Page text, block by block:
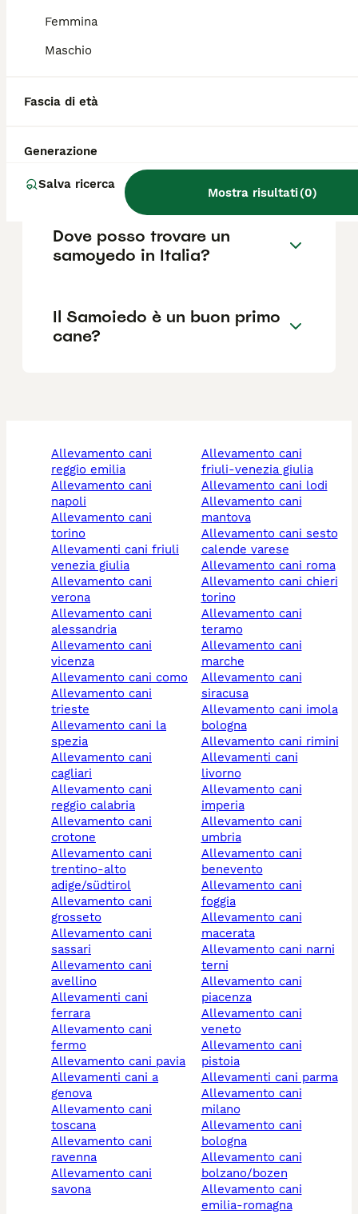
Femmina
Maschio
Fascia di età
Generazione
Salva ricerca
Mostra risultati(0)
dell'allevatore e la posizione.
Samoiedo?
Quanto dura la vita di un
Samoiedo?
Dove posso trovare un
samoyedo in Italia?
Il Samoiedo è un buon primo
cane?
allevamento cani
reggio emilia
allevamento cani
napoli
allevamento cani
torino
allevamenti cani friuli
venezia giulia
allevamento cani
verona
allevamento cani
alessandria
allevamento cani
vicenza
allevamento cani como
allevamento cani
trieste
allevamento cani la
spezia
allevamento cani
cagliari
allevamento cani
reggio calabria
allevamento cani
crotone
allevamento cani
trentino-alto
adige/südtirol
allevamento cani
grosseto
allevamento cani
sassari
allevamento cani
avellino
allevamenti cani
ferrara
allevamento cani
fermo
allevamento cani pavia
allevamenti cani a
genova
allevamento cani
toscana
allevamento cani
ravenna
allevamento cani
savona
allevamento cani
friuli-venezia giulia
allevamento cani lodi
allevamento cani
mantova
allevamento cani sesto
calende varese
allevamento cani roma
allevamento cani chieri
torino
allevamento cani
teramo
allevamento cani
marche
allevamento cani
siracusa
allevamento cani imola
bologna
allevamento cani rimini
allevamenti cani
livorno
allevamento cani
imperia
allevamento cani
umbria
allevamento cani
benevento
allevamento cani
foggia
allevamento cani
macerata
allevamento cani narni
terni
allevamento cani
piacenza
allevamento cani
veneto
allevamento cani
pistoia
allevamenti cani parma
allevamento cani
milano
allevamento cani
bologna
allevamento cani
bolzano/bozen
allevamento cani
emilia-romagna